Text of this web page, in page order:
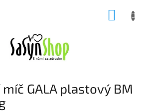
GALA plastový BM